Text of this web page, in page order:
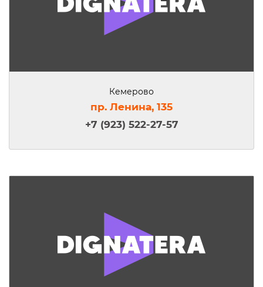
Кемерово
пр. Ленина, 135
+7 (923) 522-27-57